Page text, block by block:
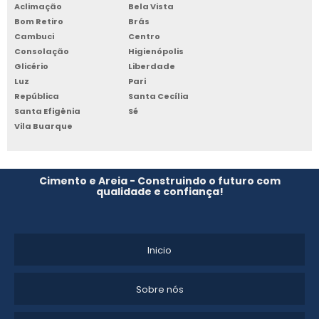
PREÇO CIMENTO ENSACADO PRONTO
CIMENTO ENSACADO
COMPRAR CIMENTO PRONTO ENSACADO
Aclimação
Bela Vista
Bom Retiro
Brás
Cambuci
Centro
Consolação
Higienópolis
Glicério
Liberdade
Luz
Pari
República
Santa Cecília
Santa Efigênia
Sé
Vila Buarque
Cimento e Areia - Construindo o futuro com
qualidade e confiança!
Inicio
Sobre nós